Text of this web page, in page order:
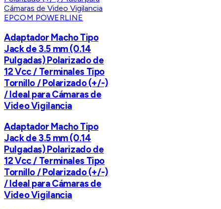
EPCOM POWERLINE
Adaptador Macho Tipo
Jack de 3.5 mm (0.14
Pulgadas) Polarizado de
12 Vcc / Terminales Tipo
Tornillo / Polarizado (+/-)
/ Ideal para Cámaras de
Video Vigilancia
Adaptador Macho Tipo
Jack de 3.5 mm (0.14
Pulgadas) Polarizado de
12 Vcc / Terminales Tipo
Tornillo / Polarizado (+/-)
/ Ideal para Cámaras de
Video Vigilancia